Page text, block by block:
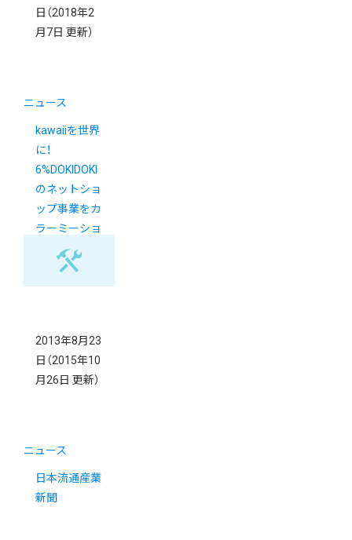
日 （2018年2
月7日 更新）
ニュース
kawaiiを世界
に！
6%DOKIDOKI
のネットショ
ップ事業をカ
ラーミーショ
ップが共同運
営開始
2013年8月23
日 （2015年10
月26日 更新）
ニュース
日本流通産業
新聞